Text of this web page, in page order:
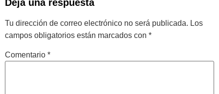
Deja una respuesta
Tu dirección de correo electrónico no será publicada. Los
campos obligatorios están marcados con *
Comentario *